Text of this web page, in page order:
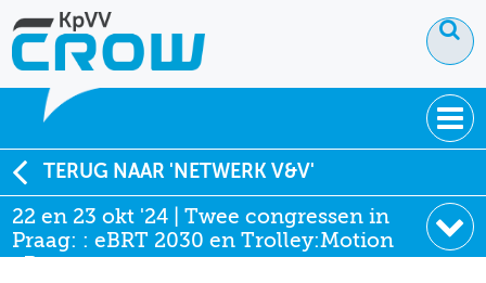
OVER KPVV
NIEUWS
KENNIS
TERUG NAAR 'NETWERK V&V'
22 en 23 okt '24 | Twee congressen in
Praag: : eBRT 2030 en Trolley:Motion